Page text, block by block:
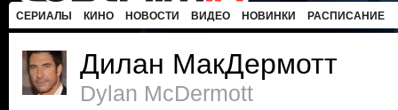
СЕРИАЛЫ КИНО НОВОСТИ ВИДЕО НОВИНКИ РАСПИСАНИЕ
Дилан МакДермотт
Dylan McDermott